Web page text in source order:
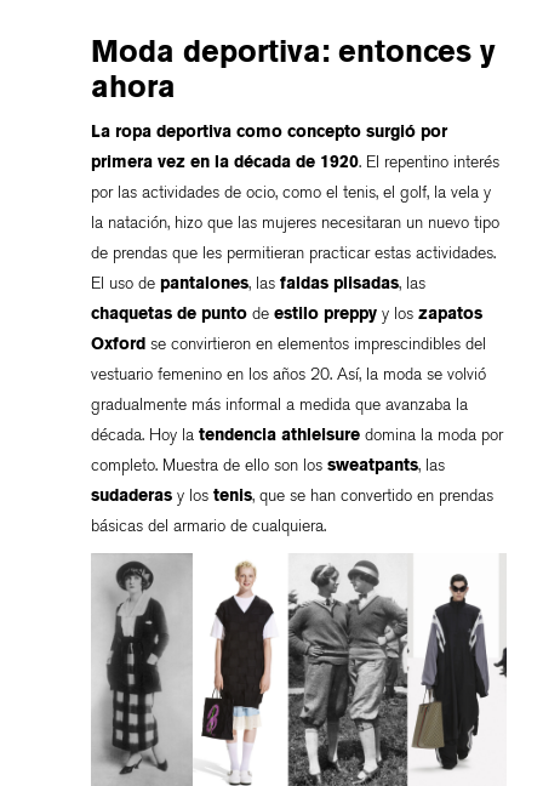
Moda deportiva: entonces y
ahora
La ropa deportiva como concepto surgió por
primera vez en la década de 1920. El repentino interés
por las actividades de ocio, como el tenis, el golf, la vela y
la natación, hizo que las mujeres necesitaran un nuevo tipo
de prendas que les permitieran practicar estas actividades.
El uso de pantalones, lasfaldas plisadas, las
chaquetas de punto de estilo preppyy los zapatos
Oxford se convirtieron en elementos imprescindibles del
vestuario femenino en los años 20. Así, la moda se volvió
gradualmente más informal a medida que avanzaba la
década. Hoy la tendencia athleisure domina la moda por
completo. Muestra de ello son los sweatpants, las
sudaderasy los tenis, que se han convertido en prendas
básicas del armario de cualquiera.